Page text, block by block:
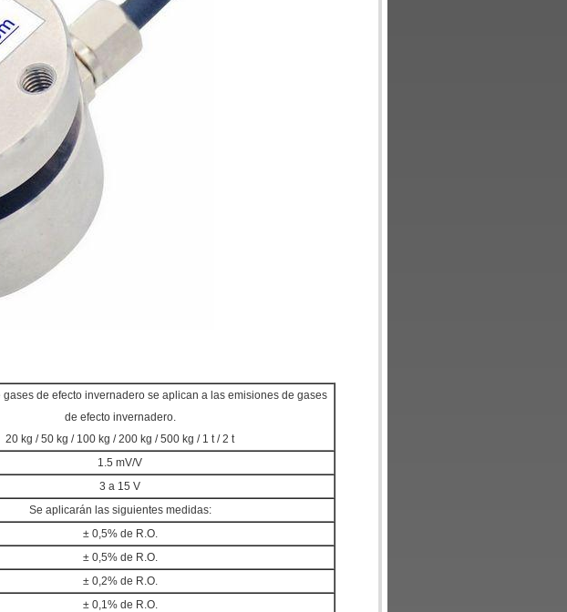
gases de efecto invernadero se aplican a las emisiones de gases
de efecto invernadero.
20 kg / 50 kg / 100 kg / 200 kg / 500 kg / 1 t / 2 t
1.5 mV/V
3 a 15 V
Se aplicarán las siguientes medidas:
± 0,5% de R.O.
± 0,5% de R.O.
± 0,2% de R.O.
± 0,1% de R.O.